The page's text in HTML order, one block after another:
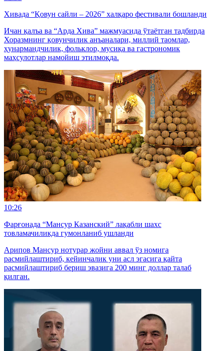
Хивада “Қовун сайли – 2026” халқаро фестивали бошланди
Ичан қалъа ва “Арда Хива” мажмуасида ўтаётган тадбирда
Хоразмнинг қовунчилик анъаналари, миллий таомлар,
ҳунармандчилик, фольклор, мусиқа ва гастрономик
маҳсулотлар намойиш этилмоқда.
10:26
Фарғонада “Мансур Казанский” лақабли шахс
товламачиликда гумонланиб ушланди
Арипов Мансур нотурар жойни аввал ўз номига
расмийлаштириб, кейинчалик уни асл эгасига қайта
расмийлаштириб бериш эвазига 200 минг доллар талаб
қилган.